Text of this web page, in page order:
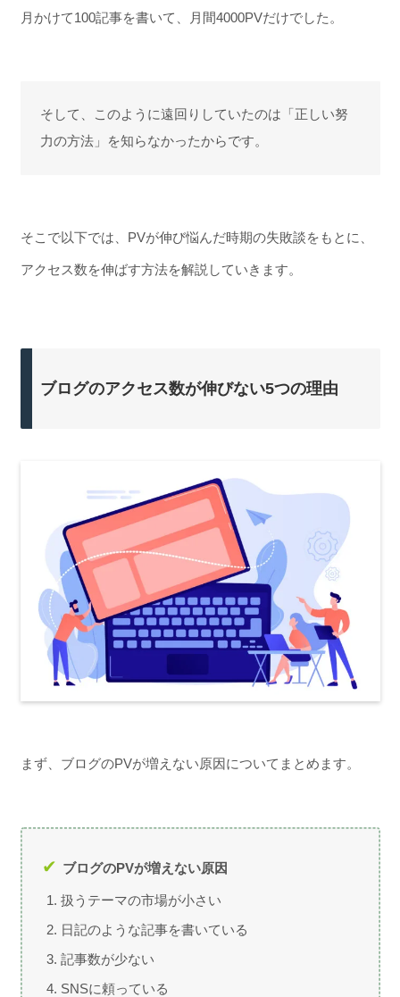
月かけて100記事を書いて、月間4000PVだけでした。
そして、このように遠回りしていたのは「正しい努
力の方法」を知らなかったからです。
そこで以下では、PVが伸び悩んだ時期の失敗談をもとに、
アクセス数を伸ばす方法を解説していきます。
ブログのアクセス数が伸びない5つの理由
まず、ブログのPVが増えない原因についてまとめます。
ブログのPVが増えない原因
扱うテーマの市場が小さい
日記のような記事を書いている
記事数が少ない
SNSに頼っている